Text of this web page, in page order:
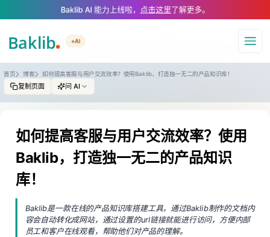
A Markdown version of this page is available at https://
Baklib AI 能力上线啦， 点击这里了解更多。
+AI
导航
首页 博客 如何提高客服与用户交流效率？使用Baklib，打造独一无二的产品知识库！
复制页面 问 AI
如何提高客服与用户交流效率？使用
Baklib，打造独一无二的产品知识
库！
Baklib是一款在线的产品知识库搭建工具，通过Baklib制作的文档内
容会自动转化成网站，通过设置的url链接就能进行访问，方便内部
员工和客户在线观看，帮助他们对产品的理解。